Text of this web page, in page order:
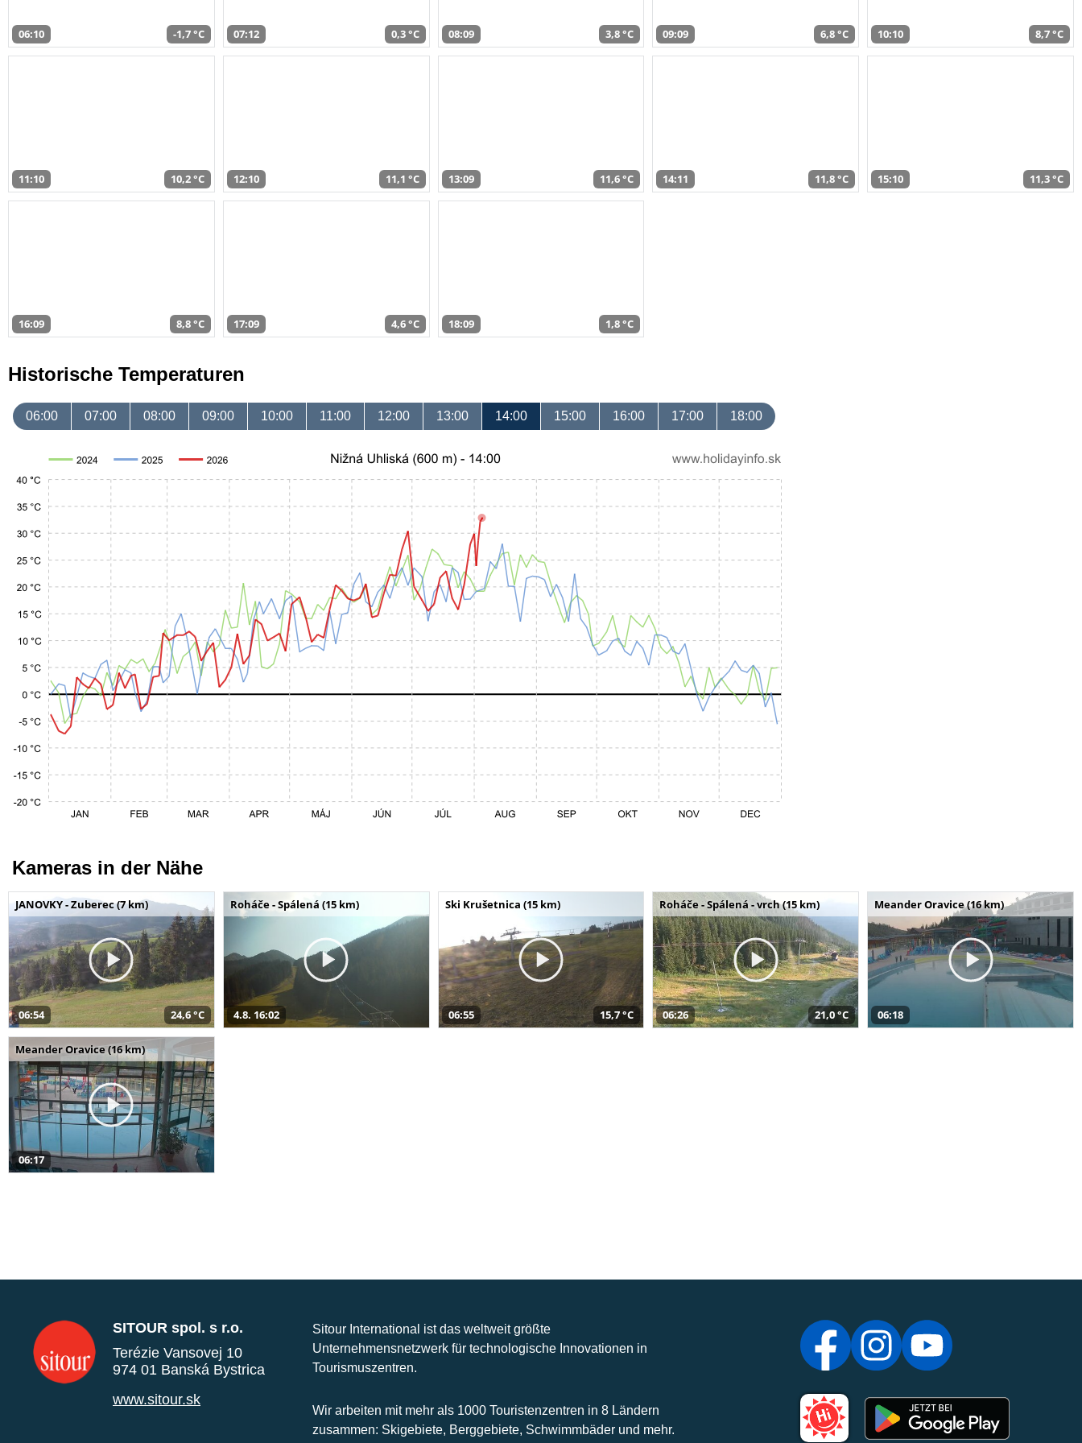
06:10 -1,7 °C 07:12 0,3 °C 08:09 3,8 °C 09:09 6,8 °C 10:10 8,7 °C
11:10 10,2 °C 12:10 11,1 °C 13:09 11,6 °C 14:11 11,8 °C 15:10 11,3 °C
16:09 8,8 °C 17:09 4,6 °C 18:09 1,8 °C
Historische Temperaturen
06:00 07:00 08:00 09:00 10:00 11:00 12:00 13:00 14:00 15:00 16:00 17:00 18:00
Kameras in der Nähe
JANOVKY - Zuberec (7 km)
06:54 24,6 °C
Roháče - Spálená (15 km)
4.8. 16:02
Ski Krušetnica (15 km)
06:55 15,7 °C
Roháče - Spálená - vrch (15 km)
06:26 21,0 °C
Meander Oravice (16 km)
06:18
Meander Oravice (16 km)
06:17
SITOUR spol. s r.o.
Terézie Vansovej 10
974 01 Banská Bystrica
www.sitour.sk
Sitour International ist das weltweit größte
Unternehmensnetzwerk für technologische Innovationen in
Tourismuszentren.
Wir arbeiten mit mehr als 1000 Touristenzentren in 8 Ländern
zusammen: Skigebiete, Berggebiete, Schwimmbäder und mehr.